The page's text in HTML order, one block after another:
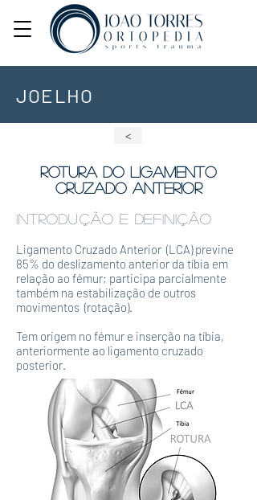
JOELHO
<
rotura do ligamento
cruzado anterior
introdução e definição
Ligamento Cruzado Anterior (LCA) previne
85% do deslizamento anterior da tíbia em
relação ao fémur; participa parcialmente
também na estabilização de outros
movimentos (rotação).
Tem origem no fémur e inserção na tíbia,
anteriormente ao ligamento cruzado
posterior.